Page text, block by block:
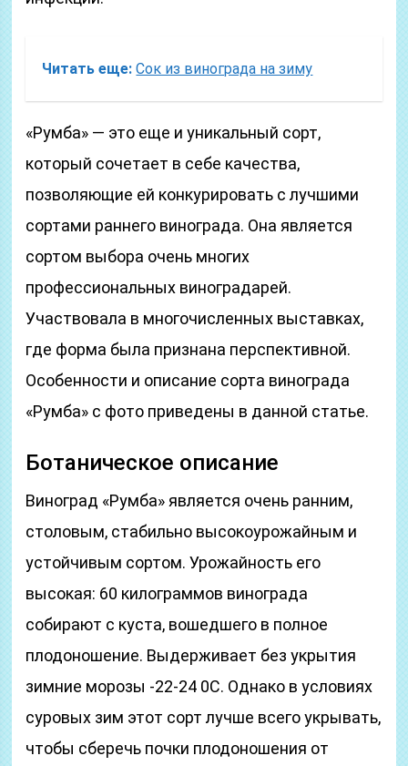
Читать еще: Сок из винограда на зиму
«Румба» — это еще и уникальный сорт,
который сочетает в себе качества,
позволяющие ей конкурировать с лучшими
сортами раннего винограда. Она является
сортом выбора очень многих
профессиональных виноградарей.
Участвовала в многочисленных выставках,
где форма была признана перспективной.
Особенности и описание сорта винограда
«Румба» с фото приведены в данной статье.
Ботаническое описание
Виноград «Румба» является очень ранним,
столовым, стабильно высокоурожайным и
устойчивым сортом. Урожайность его
высокая: 60 килограммов винограда
собирают с куста, вошедшего в полное
плодоношение. Выдерживает без укрытия
зимние морозы -22-24 0С. Однако в условиях
суровых зим этот сорт лучше всего укрывать,
чтобы сберечь почки плодоношения от